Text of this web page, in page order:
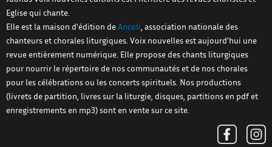
Eglise qui chante.
Elle est la maison d'édition deAncoli, association nationale des
chanteurs et chorales liturgiques. Voix nouvelles est aujourd'hui une
revue entièrement numérique. Elle propose des chants liturgiques
pour nourrir le répertoire de nos communautés et de nos chorales
pour les célébrations ou les concerts spirituels. Nos productions
(livrets de partition, livres sur la liturgie, disques, partitions en pdf et
enregistrements en mp3) sont en vente sur ce site.